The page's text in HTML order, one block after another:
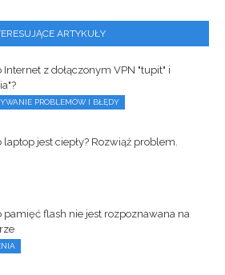
ARTYKUŁY
Internet z dołączonym VPN "tupit" i
PROBLEMÓW I BŁĘDY
laptop jest ciepły? Rozwiąż problem.
pamięć flash nie jest rozpoznawana na